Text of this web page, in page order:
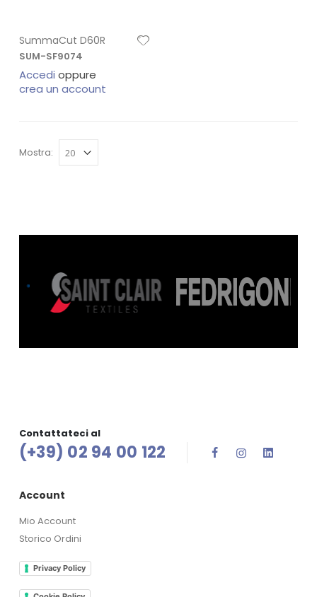
SummaCut D60R
SUM-SF9074
Accedi oppure
crea un account
Mostra:
Contattateci al
(+39) 02 94 00 122
Account
Mio Account
Storico Ordini
Privacy Policy